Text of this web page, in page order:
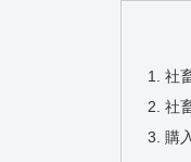
社
社
購